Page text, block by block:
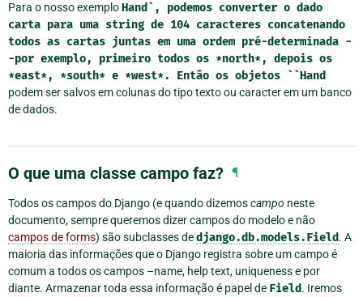
Para o nosso exemploHand`, podemos converter o dado
carta para uma string de 104 caracteres concatenando
todos as cartas juntas em uma ordem pré-determinada -
-por exemplo, primeiro todos os *north*, depois os
*east*,
*south* e *west*. Então os objetos ``Hand
podem ser salvos em colunas do tipo texto ou caracter em um banco
de dados.
O que uma classe campo faz? ¶
Todos os campos do Django (e quando dizemoscampo neste
documento, sempre queremos dizer campos do modelo e não
campos de forms) são subclasses dedjango.db.models.Field. A
maioria das informações que o Django registra sobre um campo é
comum a todos os campos –name, help text, uniqueness e por
diante. Armazenar toda essa informação é papel de Field. Iremos